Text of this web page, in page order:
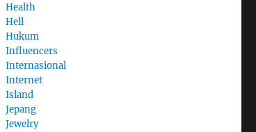
Health
Hell
Hukum
Influencers
Internasional
Internet
Island
Jepang
Jewelry